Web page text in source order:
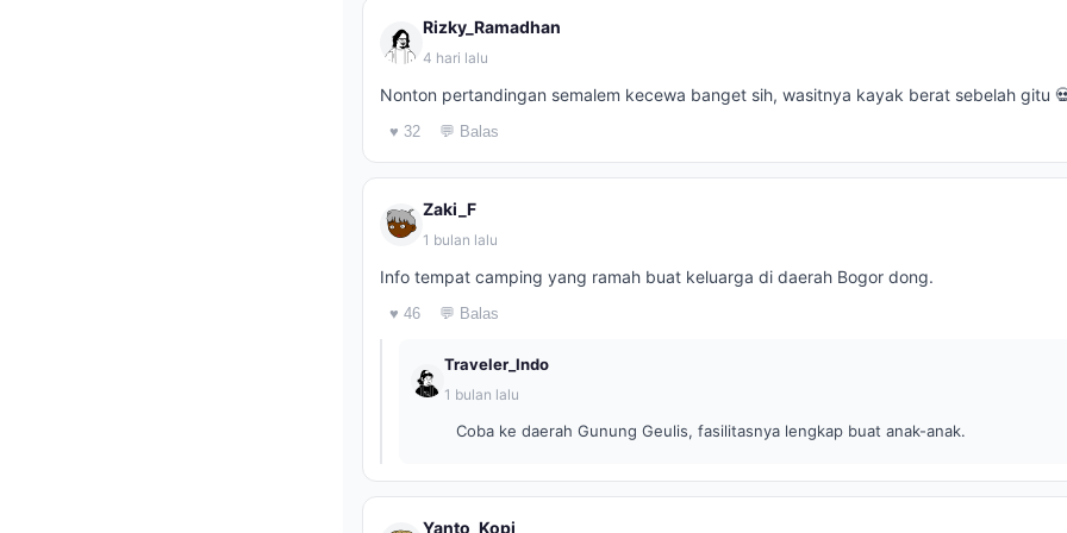
Rizky_Ramadhan
4 hari lalu
Nonton pertandingan semalem kecewa banget sih, wasitnya kayak berat sebelah gitu
♥ 32 💬 Balas
Zaki_F
1 bulan lalu
Info tempat camping yang ramah buat keluarga di daerah Bogor dong.
♥ 46 💬 Balas
Traveler_Indo
1 bulan lalu
Coba ke daerah Gunung Geulis, fasilitasnya lengkap buat anak-anak.
Yanto_Kopi